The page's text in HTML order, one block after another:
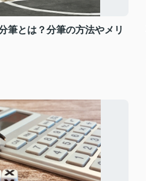
筆とは？分筆の方法やメリ